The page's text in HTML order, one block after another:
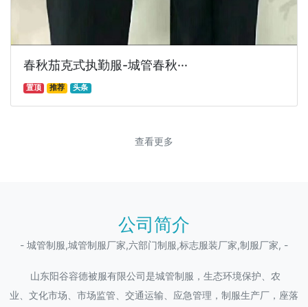
春秋茄克式执勤服-城管春秋···
置顶 推荐 头条
查看更多
公司简介
- 城管制服,城管制服厂家,六部门制服,标志服装厂家,制服厂家, -
山东阳谷容德被服有限公司是城管制服，生态环境保护、农
业、文化市场、市场监管、交通运输、应急管理，制服生产厂，座落